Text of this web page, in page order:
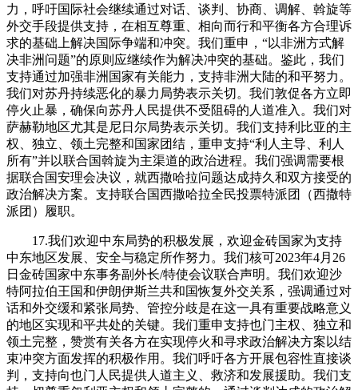
力，呼吁国际社会继续通过对话、谈判、协商、调解、斡旋等
外交手段提供支持，在相互尊重、相向而行和平衡各方合理诉
求的基础上解决国际争端和冲突。我们重申，“以非洲方式解
决非洲问题”的原则应继续作为解决冲突的基础。鉴此，我们
支持通过加强非洲国家有关能力，支持非洲大陆的和平努力。
我们对苏丹持续恶化的暴力局势表示关切。我们敦促各方立即
停火止暴，确保向苏丹人民提供不受阻碍的人道准入。我们对
萨赫勒地区尤其是尼日尔局势表示关切。我们支持利比亚的主
权、独立、领土完整和国家团结，重申支持“利人主导、利人
所有”并以联合国斡旋为主渠道的政治进程。我们强调需要根
据联合国安理会决议，就西撒哈拉问题达成持久和双方接受的
政治解决方案。支持联合国西撒哈拉全民投票特派团（西撒特
派团）履职。
17.我们欢迎中东局势的积极发展，欢迎金砖国家为支持
中东地区发展、安全与稳定所作努力。我们核可2023年4月26
日金砖国家中东事务副外长/特使会议联合声明。我们欢迎沙
特阿拉伯王国和伊朗伊斯兰共和国恢复外交关系，强调通过对
话和外交缓和紧张局势、管控分歧是在这一具有重要战略意义
的地区实现和平共处的关键。我们重申支持也门主权、独立和
领土完整，赞赏有关各方在实现停火和寻求政治解决方案以结
束冲突方面发挥的积极作用。我们呼吁各方开展包容性直接谈
判，支持向也门人民提供人道主义、救济和发展援助。我们支